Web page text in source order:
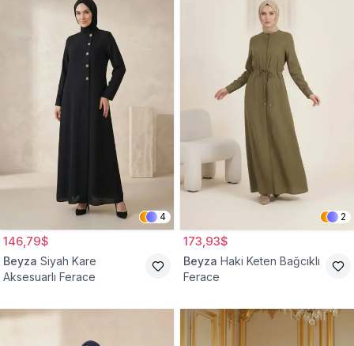
4
146,79$
Beyza Siyah Kare
Aksesuarlı Ferace
2
173,93$
Beyza Haki Keten Bağcıklı
Ferace